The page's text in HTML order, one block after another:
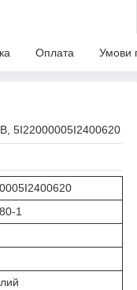
Оплата Умови
5I22000005I2400620
1